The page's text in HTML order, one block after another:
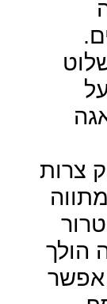
צרות
הולך
אפשר